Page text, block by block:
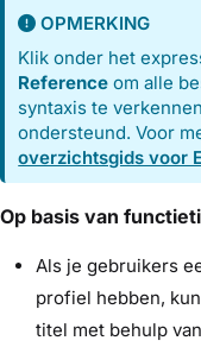
OPMERKING
Klik onder het
Reference om alle
syntaxis te
ondersteund. Voor
overzichtsgids voor
Op basis van
Als je gebruikers
profiel hebben,
titel met behulp